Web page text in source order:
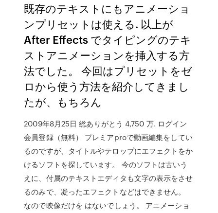
既存のテキストにもアニメーショ
ンプリセットは使える. 以上が
After Effects でタイピングのテキ
ストアニメーションを挿入する方
法でした。 今回はプリセットをゼ
ロから使う方法を紹介してきまし
たが、もちろん
2009年8月25日 総ありがとう 4,750 万. ログイン
会員登録（無料） プレミアproで動画編集をしてい
るのですが、タイトルやテロップにエフェクトをか
けるソフトを探しています。 今のソフトは古いう
えに、付属のテキストエディタも文字の表示をさせ
るのみで、凝ったエフェクトなどはできません。
なので映像だけを はないでしょう。 アニメーショ